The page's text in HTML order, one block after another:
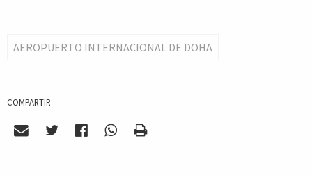
AEROPUERTO INTERNACIONAL DE DOHA
COMPARTIR